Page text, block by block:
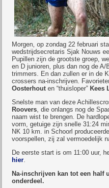
Morgen, op zondag 22 februari
wedstrijdsecretaris Sjak Nouws
Pupillen zijn de grootste groep,
en D junioren, plus dan nog de
trimmers. En dan zullen er in de
crossers na-inschrijven.
Oosterhouten “thuisloper” Kees
Snelste man van deze
Roovers, die onlangs nog de
naam wist te brengen. De
vorm, getuige zijn snelle 31:24
NK 10 km. in Schoorl
voorspellen, zij zal vermoedelijk
De eerste start is om 11:00 uur,
hier.
Na-inschrijven kan tot een half
onderdeel.